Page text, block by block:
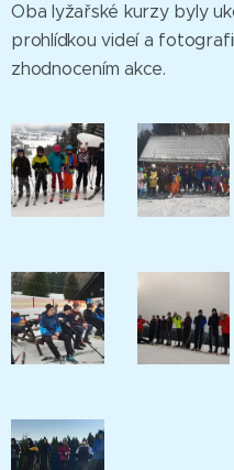
Oba lyžařské kurzy byly
prohlídkou videí a
zhodnocením akce.